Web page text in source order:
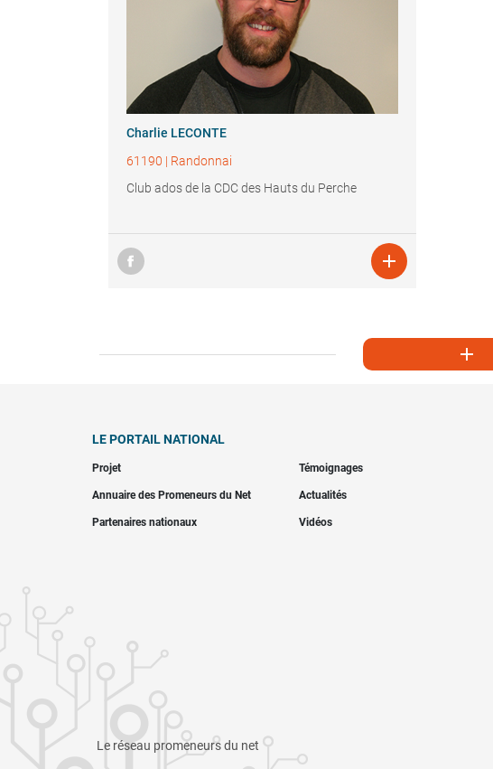
Charlie LECONTE
61190 | Randonnai
Club ados de la CDC des Hauts du Perche


LE PORTAIL NATIONAL
Projet Témoignages
Annuaire des Promeneurs du Net Actualités
Partenaires nationaux Vidéos
Le réseau promeneurs du net